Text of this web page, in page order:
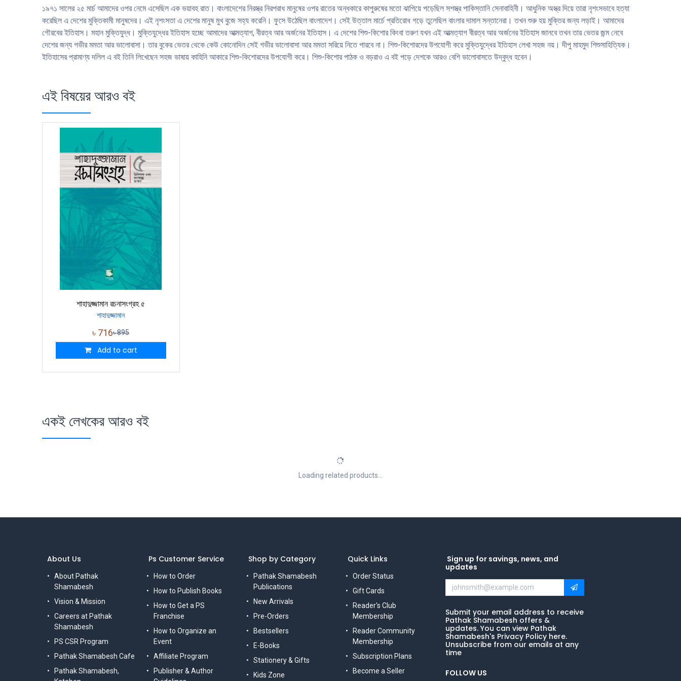
১৯৭১ সালের ২৫ মার্চ আমাদের ওপর নেমে এসেছিল এক ভয়াবহ রাত। বাংলাদেশের নিরস্ত্র নিরপরাধ মানুষের ওপর রাতের অন্ধকারে কাপুরুষের মতাে ঝাপিয়ে পড়েছিল সশস্ত্র পাকিস্তানি সেনাবাহিনী। আধুনিক অস্ত্র দিয়ে তারা নৃশংসভাবে হত্যা
করেছিল এ দেশের মুক্তিকামী মানুষদের। এই নৃশংসতা এ দেশের মানুষ মুখ বুজে সহ্য করেনি। ফুসে উঠেছিল বাংলাদেশ। সেই উত্তাল মার্চে প্রতিরােধ গড়ে তুলেছিল বাংলার দামাল সন্তানেরা। তখন শুরু হয় মুক্তির জন্য লড়াই। আমাদের
গৌরবের ইতিহাস। মহান মুক্তিযুদ্ধ। মুক্তিযুদ্ধের ইতিহাস হচ্ছে আমাদের আত্মত্যাগ, বীরত্ব আর অর্জনের ইতিহাস। এ দেশের শিশু-কিশাের কিংবা তরুণ যখন এই আত্মত্যাগ বীরত্ব আর অর্জনের ইতিহাস জানবে তখন তার ভেতর জন্ম নেবে
দেশের জন্য গভীর মমতা আর ভালােবাসা। তার বুকের ভেতর থেকে কেউ কোনােদিন সেই গভীর ভালােবাসা আর মমতা সরিয়ে নিতে পারবে না। শিশু-কিশােরদের উপযােগী করে মুক্তিযুদ্ধের ইতিহাস লেখা সহজ নয়। দীপু মাহমুদ শিশুসাহিত্যিক।
ইতিহাসের প্রামাণ্য দলিল এ বই তিনি লিখেছেন সহজ ভাষায় কাহিনি আকারে শিশু-কিশােরদের উপযােগী করে। শিশু-কিশাের পাঠক ও বড়রাও এ বই পড়ে দেশকে আরও বেশি ভালােবাসতে উদ্বুদ্ধ হবেন।
এই বিষয়ের আরও বই
শাহাদুজ্জামান রচনাসংগ্রহ ৫
শাহাদুজ্জামান
৳ 716৳895
Add to cart
একই লেখকের আরও বই
Loading related products...
Ps Customer Service
How to Order
How to Publish Books
How to Get a PS
Franchise
How to Organize an
Event
Affiliate Program
Publisher & Author
Shop by Category
Pathak Shamabesh
Publications
New Arrivals
Pre-Orders
Bestsellers
E-Books
Stationery & Gifts
Kids Zone
Quick Links
Order Status
Gift Cards
Reader's Club
Membership
Reader Community
Membership
Subscription Plans
Become a Seller
Sign up for savings, news, and
updates
Submit your email address to receive
Pathak Shamabesh offers &
updates. You can view Pathak
Shamabesh's Privacy Policy here.
Unsubscribe from our emails at any
time
FOLLOW US
About Us
About Pathak
Shamabesh
Vision & Mission
Careers at Pathak
Shamabesh
PS CSR Program
Pathak Shamabesh Cafe
Pathak Shamabesh,